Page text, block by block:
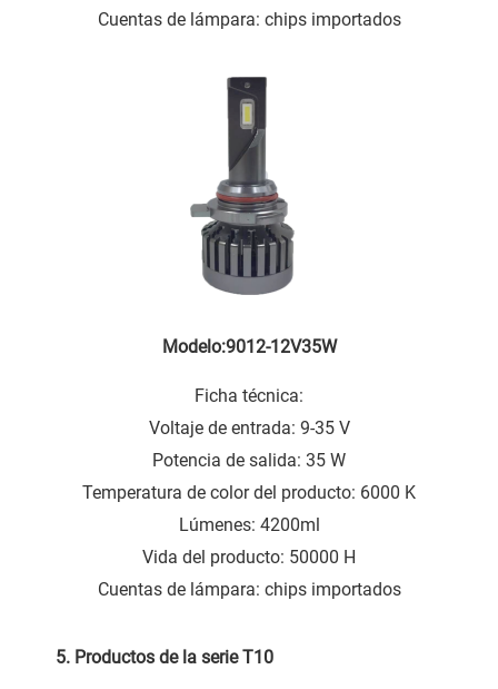
Cuentas de lámpara: chips importados
Modelo:9012-12V35W
Ficha técnica:
Voltaje de entrada: 9-35 V
Potencia de salida: 35 W
Temperatura de color del producto: 6000 K
Lúmenes: 4200ml
Vida del producto: 50000 H
Cuentas de lámpara: chips importados
5. Productos de la serie T10